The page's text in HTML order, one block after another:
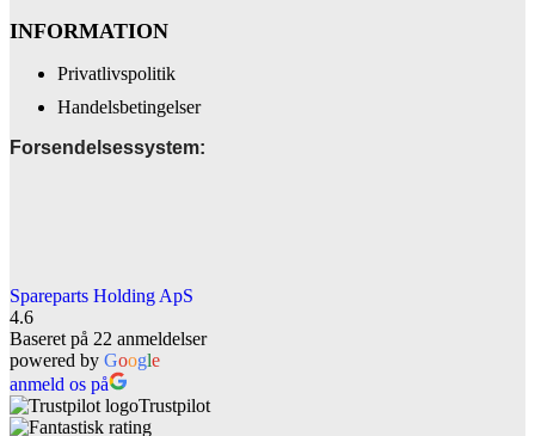
INFORMATION
Privatlivspolitik
Handelsbetingelser
Forsendelsessystem:
Spareparts Holding ApS
4.6
Baseret på 22 anmeldelser
powered by Google
anmeld os på
Trustpilot